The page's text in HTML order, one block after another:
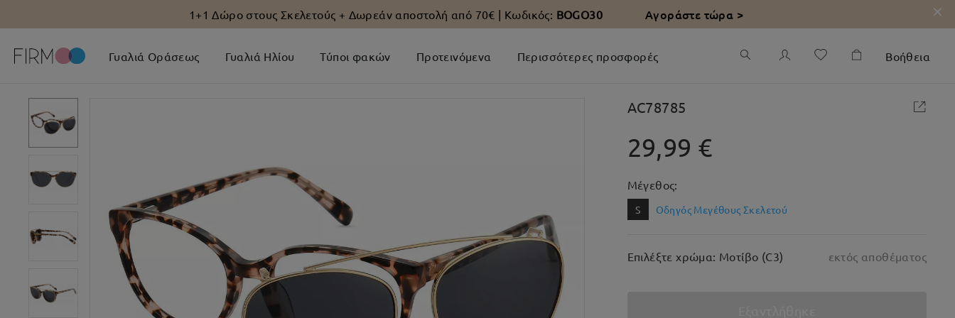
1+1 Δώρο στους Σκελετούς + Δωρεάν αποστολή από 70€ | Κωδικός: BOGO30 Αγοράστε τώρα >
Γυαλιά Οράσεως Γυαλιά Ηλίου Τύποι φακών Προτεινόμενα Περισσότερες προσφορές Βοήθεια
AC78785
29,99 €
Μέγεθος:
S Οδηγός Μεγέθους Σκελετού
Επιλέξτε χρώμα: Μοτίβο (C3) εκτός αποθέματος